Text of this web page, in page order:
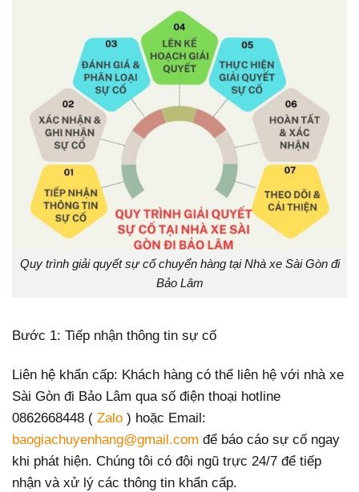
Quy trình giải quyết sự cố chuyển hàng tại Nhà xe Sài Gòn đi
Bảo Lâm
Bước 1: Tiếp nhận thông tin sự cố
Liên hệ khẩn cấp: Khách hàng có thể liên hệ với nhà xe
Sài Gòn đi Bảo Lâm qua số điện thoại hotline
0862668448 ( Zalo ) hoặc Email:
baogiachuyenhang@gmail.com để báo cáo sự cố ngay
khi phát hiện. Chúng tôi có đội ngũ trực 24/7 để tiếp
nhận và xử lý các thông tin khẩn cấp.